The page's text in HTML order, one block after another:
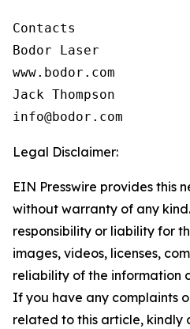
Contacts
Bodor Laser
www.bodor.com
Jack Thompson
info@bodor.com
Legal Disclaimer:
EIN Presswire provides this
without warranty of any
responsibility or liability for
images, videos, licenses,
reliability of the information
If you have any complaints
related to this article, kindly